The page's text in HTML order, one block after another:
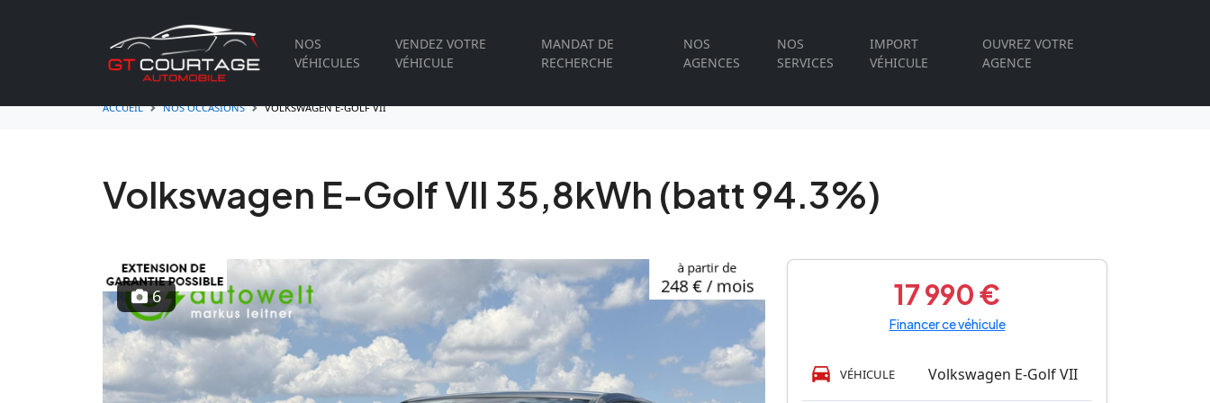
NOS
VÉHICULES
VENDEZ VOTRE
VÉHICULE
MANDAT DE
RECHERCHE
NOS
AGENCES
NOS
SERVICES
IMPORT
VÉHICULE
OUVREZ VOTRE
AGENCE
ACCUEIL NOS OCCASIONS VOLKSWAGEN E-GOLF VII
Volkswagen E-Golf VII 35,8kWh (batt 94.3%)
6 17 990 €
Financer ce véhicule
VÉHICULE Volkswagen E-Golf VII